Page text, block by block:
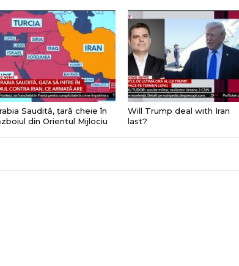
Saudită, țară cheie în
din Orientul Mijlociu
Will Trump deal with Iran
last?